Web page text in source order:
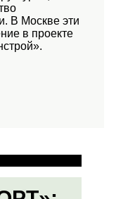
В Москве эти
в проекте